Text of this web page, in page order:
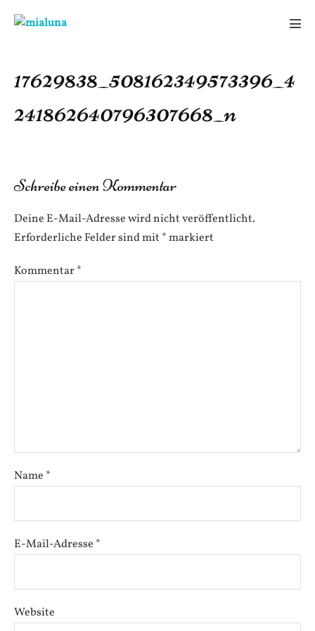
Inhalt
17629838_508162349573396_4
241862640796307668_n
Schreibe einen Kommentar
Deine E-Mail-Adresse wird nicht veröffentlicht.
Erforderliche Felder sind mit *markiert
Kommentar*
Name *
E-Mail-Adresse *
Website